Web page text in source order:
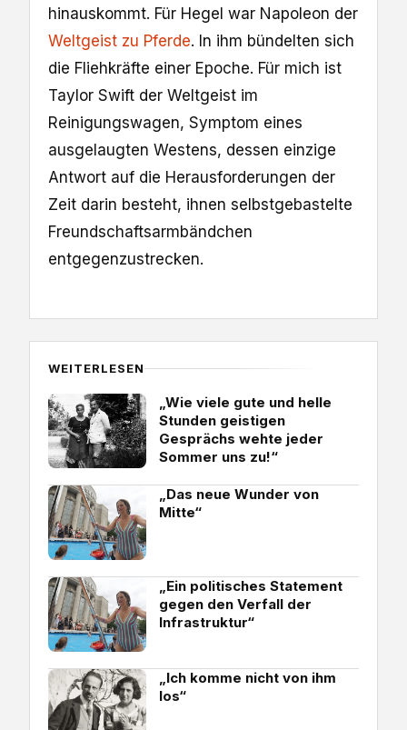
hinauskommt. Für Hegel war Napoleon der
Weltgeist zu Pferde. In ihm bündelten sich
die Fliehkräfte einer Epoche. Für mich ist
Taylor Swift der Weltgeist im
Reinigungswagen, Symptom eines
ausgelaugten Westens, dessen einzige
Antwort auf die Herausforderungen der
Zeit darin besteht, ihnen selbstgebastelte
Freundschaftsarmbändchen
entgegenzustrecken.
WEITERLESEN
„Wie viele gute und helle
Stunden geistigen
Gesprächs wehte jeder
Sommer uns zu!“
„Das neue Wunder von
Mitte“
„Ein politisches Statement
gegen den Verfall der
Infrastruktur“
„Ich komme nicht von ihm
los“